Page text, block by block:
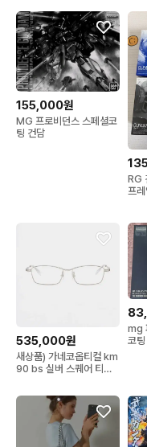
155,000원
MG 프로비던스 스페셜코
팅 건담
RG
프
535,000원
새상품) 가네코옵티컬 km
90 bs 실버 스퀘어 티타
mg
코팅